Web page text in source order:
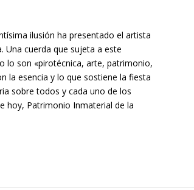
ilusión ha presentado el artista
Una cuerda que sujeta a este
lo son «pirotécnica, arte, patrimonio,
la esencia y lo que sostiene la fiesta
sobre todos y cada uno de los
hoy, Patrimonio Inmaterial de la